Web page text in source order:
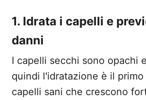
1. Idrata i capelli e
danni
I capelli secchi sono opachi
quindi l'idratazione è il primo
capelli sani che crescono